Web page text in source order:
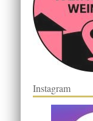
Instagram